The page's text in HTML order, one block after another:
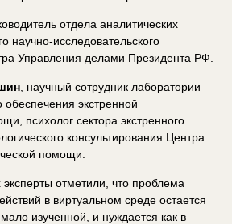
отдела аналитических
научно-исследовательского
Управления делами Президента РФ.
, научный сотрудник лаборатории
обеспечения экстренной
психолог сектора экстренного
консультирования Центра
помощи.
отметили, что проблема
в виртуальном среде остается
изученной, и нуждается как в